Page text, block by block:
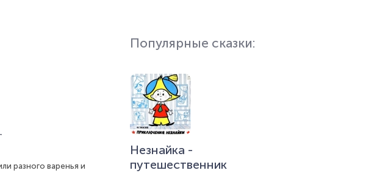
разного варенья и
Популярные сказки:
Незнайка -
путешественник